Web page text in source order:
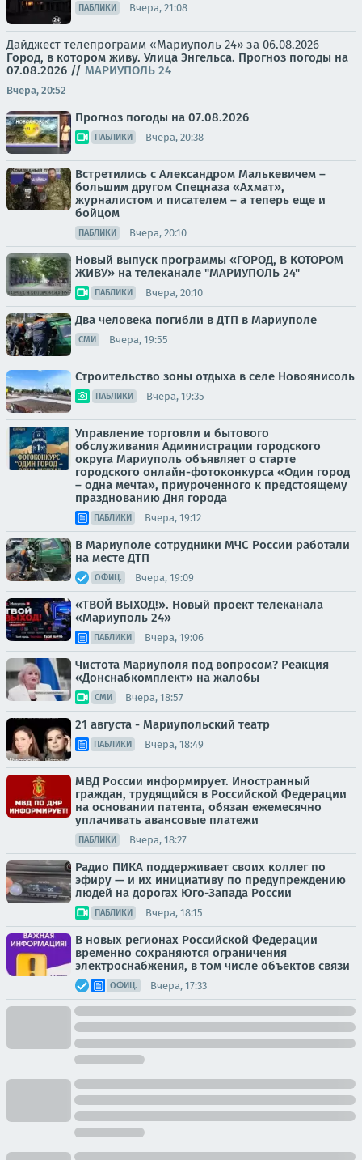
ПАБЛИКИ Вчера, 21:08
Дайджест телепрограмм «Мариуполь 24» за 06.08.2026
Город, в котором живу. Улица Энгельса. Прогноз погоды на
07.08.2026 // МАРИУПОЛЬ 24
Вчера, 20:52
Прогноз погоды на 07.08.2026
ПАБЛИКИ Вчера, 20:38
Встретились с Александром Малькевичем –
большим другом Спецназа «Ахмат»,
журналистом и писателем – а теперь еще и
бойцом
ПАБЛИКИ Вчера, 20:10
Новый выпуск программы «ГОРОД, В КОТОРОМ
ЖИВУ» на телеканале "МАРИУПОЛЬ 24"
ПАБЛИКИ Вчера, 20:10
Два человека погибли в ДТП в Мариуполе
СМИ Вчера, 19:55
Строительство зоны отдыха в селе Новоянисоль
ПАБЛИКИ Вчера, 19:35
Управление торговли и бытового
обслуживания Администрации городского
округа Мариуполь объявляет о старте
городского онлайн-фотоконкурса «Один город
– одна мечта», приуроченного к предстоящему
празднованию Дня города
ПАБЛИКИ Вчера, 19:12
В Мариуполе сотрудники МЧС России работали
на месте ДТП
ОФИЦ. Вчера, 19:09
«ТВОЙ ВЫХОД!». Новый проект телеканала
«Мариуполь 24»
ПАБЛИКИ Вчера, 19:06
Чистота Мариуполя под вопросом? Реакция
«Донснабкомплект» на жалобы
СМИ Вчера, 18:57
21 августа - Мариупольский театр
ПАБЛИКИ Вчера, 18:49
МВД России информирует. Иностранный
граждан, трудящийся в Российской Федерации
на основании патента, обязан ежемесячно
уплачивать авансовые платежи
ПАБЛИКИ Вчера, 18:27
Радио ПИКА поддерживает своих коллег по
эфиру — и их инициативу по предупреждению
людей на дорогах Юго-Запада России
ПАБЛИКИ Вчера, 18:15
В новых регионах Российской Федерации
временно сохраняются ограничения
электроснабжения, в том числе объектов связи
ОФИЦ. Вчера, 17:33